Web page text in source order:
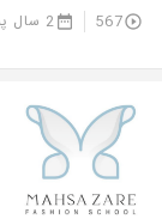
567 2 سال پیش